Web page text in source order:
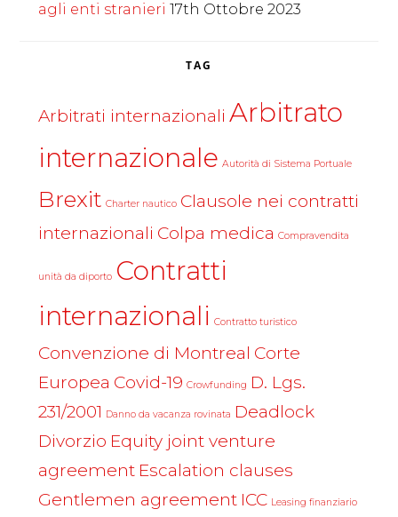
agli enti stranieri 17th Ottobre 2023
TAG
Arbitrati internazionali Arbitrato
internazionale Autorità di Sistema Portuale
Brexit Charter nautico Clausole nei contratti
internazionali Colpa medica Compravendita
unità da diporto Contratti
internazionali Contratto turistico
Convenzione di Montreal Corte
Europea Covid-19 Crowfunding D. Lgs.
231/2001 Danno da vacanza rovinata Deadlock
Divorzio Equity joint venture
agreement Escalation clauses
Gentlemen agreement ICC Leasing finanziario